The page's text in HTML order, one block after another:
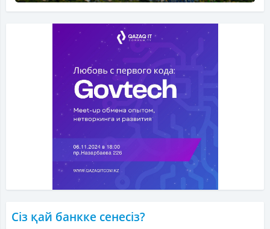
Сіз қай банкке сенесіз?